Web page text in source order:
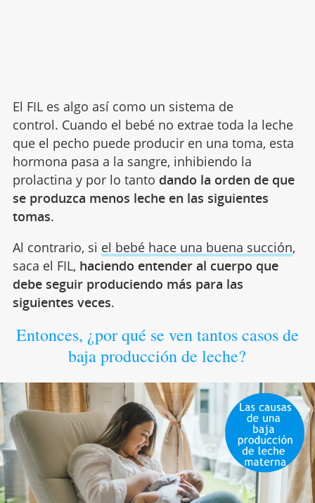
El FIL es algo así como un sistema de
control. Cuando el bebé no extrae toda la leche
que el pecho puede producir en una toma, esta
hormona pasa a la sangre, inhibiendo la
prolactina y por lo tanto dando la orden de que
se produzca menos leche en las siguientes
tomas.
Al contrario, si el bebé hace una buena succión,
saca el FIL, haciendo entender al cuerpo que
debe seguir produciendo más para las
siguientes veces.
Entonces, ¿por qué se ven tantos casos de
baja producción de leche?